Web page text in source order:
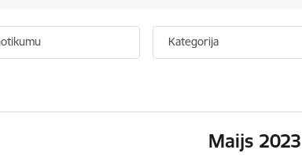
Kategorija
Maijs 2023